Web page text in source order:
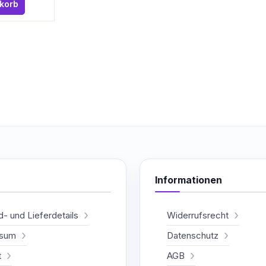
und Lieferdetails
Informationen
Widerrufsrecht
Datenschutz
AGB